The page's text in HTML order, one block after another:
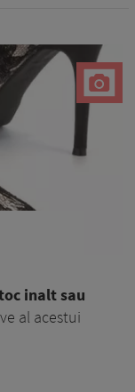
inalt sau
al acestui